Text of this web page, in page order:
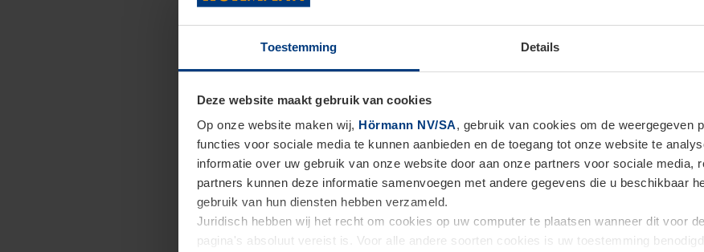
Toestemming Details
Deze website maakt gebruik van cookies
Op onze website maken wij, Hörmann NV/SA, gebruik van cookies om de weergegeven
functies voor sociale media te kunnen aanbieden en de toegang tot onze website te
informatie over uw gebruik van onze website door aan onze partners voor sociale media,
partners kunnen deze informatie samenvoegen met andere gegevens die u beschikbaar
gebruik van hun diensten hebben verzameld.
Juridisch hebben wij het recht om cookies op uw computer te plaatsen wanneer dit voor
pagina's absoluut vereist is. Voor alle andere soorten cookies is uw toestemming